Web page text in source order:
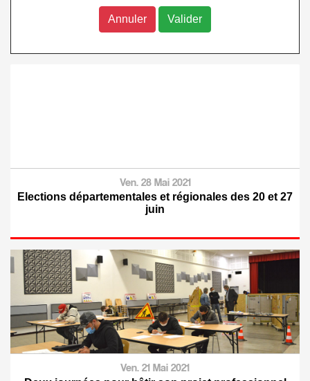
Annuler
Ven. 28 Mai 2021
Elections départementales et régionales des 20 et 27
juin
Ven. 21 Mai 2021